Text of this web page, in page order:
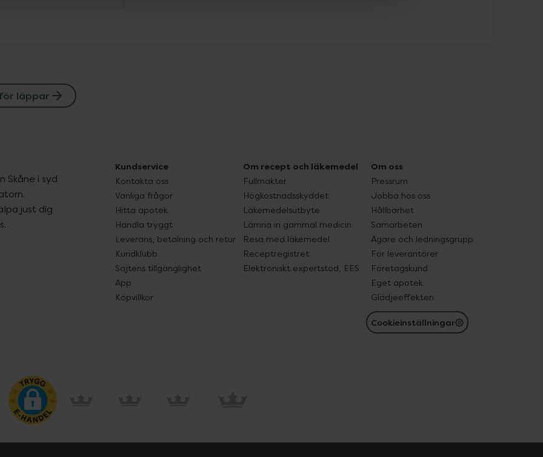
läppar
Skåne i syd
just dig
Kundservice
Kontakta oss
Vanliga frågor
Hitta apotek
Handla tryggt
Leverans, betalning och retur
Kundklubb
Sajtens tillgänglighet
App
Köpvillkor
Om recept och läkemedel
Fullmakter
Högkostnadsskyddet
Läkemedelsutbyte
Lämna in gammal medicin
Resa med läkemedel
Receptregistret
Elektroniskt expertstöd, EES
Om oss
Pressrum
Jobba hos oss
Hållbarhet
Samarbeten
Ägare och ledningsgrupp
För leverantörer
Företagskund
Eget apotek
Glädjeeffekten
Cookieinställningar